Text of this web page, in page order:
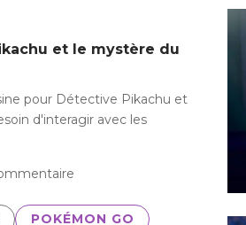
et le mystère du
pour Détective Pikachu et
d'interagir avec les
POKÉMON GO